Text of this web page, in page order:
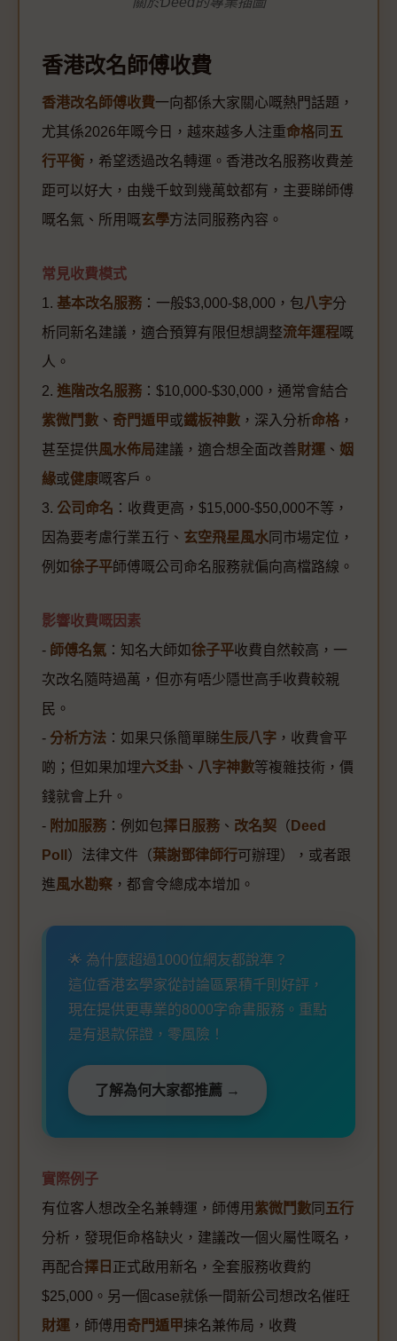
香港改名師傅收費
香港改名師傅收費一向都係大家關心嘅熱門話題，
尤其係2026年嘅今日，越來越多人注重命格 同 五
行平衡 ，希望透過改名轉運。香港改名服務收費差
距可以好大，由幾千蚊到幾萬蚊都有，主要睇師傅
嘅名氣、所用嘅玄學方法同服務內容。
常見收費模式
1. 基本改名服務 ：一般$3,000-$8,000，包八字分
析同新名建議，適合預算有限但想調整流年運程嘅
人。
2. 進階改名服務 ：$10,000-$30,000，通常會結合
紫微鬥數 、 奇門遁甲或鐵板神數 ，深入分析命格 ，
甚至提供風水佈局建議，適合想全面改善財運 、 姻
緣或健康嘅客戶。
3. 公司命名 ：收費更高，$15,000-$50,000不等，
因為要考慮行業五行、 玄空飛星風水 同市場定位，
例如徐子平師傅嘅公司命名服務就偏向高檔路線。
影響收費嘅因素
- 師傅名氣 ：知名大師如徐子平收費自然較高，一
次改名隨時過萬，但亦有唔少隱世高手收費較親
民。
- 分析方法 ：如果只係簡單睇生辰八字 ，收費會平
啲；但如果加埋六爻卦 、 八字神數等複雜技術，價
錢就會上升。
- 附加服務 ：例如包擇日服務 、 改名契 （ Deed
Poll
）法律文件（葉謝鄧律師行可辦理），或者跟
進風水勘察 ，都會令總成本增加。
🌟 為什麼超過1000位網友都說準？
這位香港玄學家從討論區累積千則好評，
現在提供更專業的8000字命書服務。重點
是有退款保證，零風險！
了解為何大家都推薦 →
實際例子
有位客人想改全名兼轉運，師傅用 紫微鬥數 同 五行
分析，發現佢命格缺火，建議改一個火屬性嘅名，
再配合擇日 正式啟用新名，全套服務收費約
$25,000。另一個case就係一間新公司想改名催旺
財運 ，師傅用 奇門遁甲揀名兼佈局，收費